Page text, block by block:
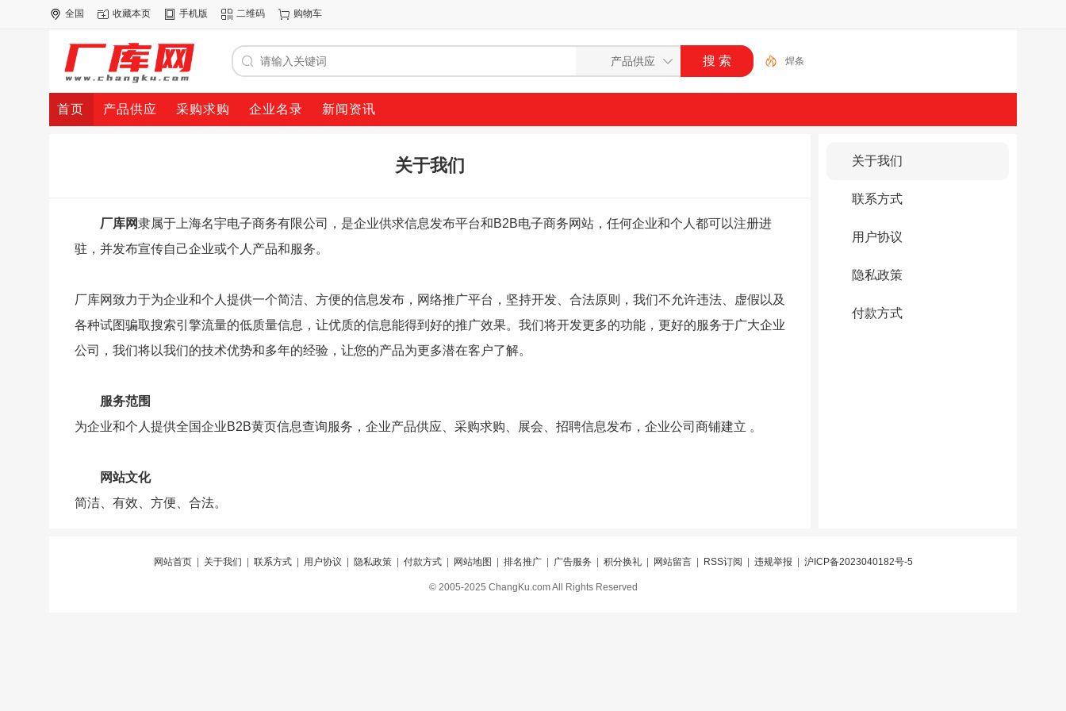
全国 收藏本页 手机版 二维码 购物车
焊条
首页 产品供应 采购求购 企业名录 新闻资讯
关于我们
厂库网隶属于上海名宇电子商务有限公司，是企业供求信息发布平台和B2B电子商务网站，任何企业和个人都可以注册进
驻，并发布宣传自己企业或个人产品和服务。
厂库网致力于为企业和个人提供一个简洁、方便的信息发布，网络推广平台，坚持开发、合法原则，我们不允许违法、虚假以及
各种试图骗取搜索引擎流量的低质量信息，让优质的信息能得到好的推广效果。我们将开发更多的功能，更好的服务于广大企业
公司，我们将以我们的技术优势和多年的经验，让您的产品为更多潜在客户了解。
服务范围
为企业和个人提供全国企业B2B黄页信息查询服务，企业产品供应、采购求购、展会、招聘信息发布，企业公司商铺建立 。
网站文化
简洁、有效、方便、合法。
关于我们
联系方式
用户协议
隐私政策
付款方式
网站首页| 关于我们 联系方式| 用户协议 隐私政策| 付款方式| 网站地图 排名推广| 广告服务 积分换礼| 网站留言| RSS订阅 违规举报 沪ICP备2023040182号-5
© 2005-2025 ChangKu.com All Rights Reserved